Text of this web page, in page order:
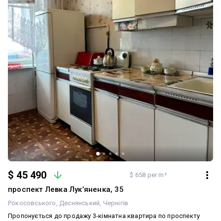
$ 45 490 $ 658 per m²
проспект Левка Лукʼяненка, 35
Рокосовського Деснянський Чернігів
Пропонується до продажу 3-кімнатна квартира по проспекту